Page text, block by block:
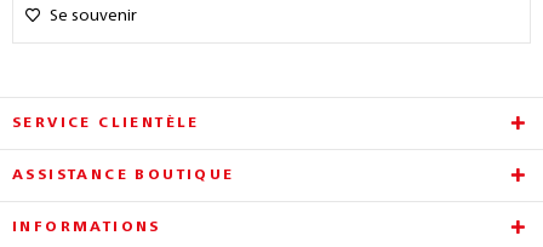
Se souvenir
SERVICE CLIENTÈLE
ASSISTANCE BOUTIQUE
INFORMATIONS